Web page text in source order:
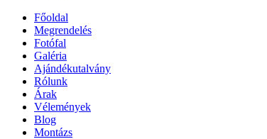
Főoldal
Megrendelés
Fotófal
Galéria
Ajándékutalvány
Rólunk
Árak
Vélemények
Blog
Montázs